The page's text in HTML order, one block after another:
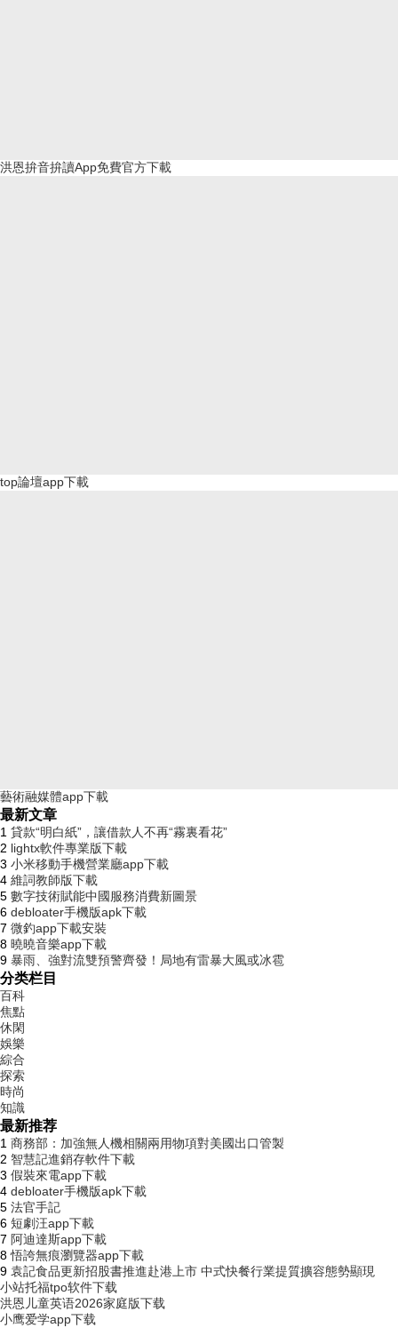
洪恩拚音拚讀App免費官方下載
top論壇app下載
藝術融媒體app下載
最新文章
1 貸款“明白紙”，讓借款人不再“霧裏看花”
2 lightx軟件專業版下載
3 小米移動手機營業廳app下載
4 維詞教師版下載
5 數字技術賦能中國服務消費新圖景
6 debloater手機版apk下載
7 微釣app下載安裝
8 曉曉音樂app下載
9 暴雨、強對流雙預警齊發！局地有雷暴大風或冰雹
分类栏目
百科
焦點
休閑
娛樂
綜合
探索
時尚
知識
最新推荐
1 商務部：加強無人機相關兩用物項對美國出口管製
2 智慧記進銷存軟件下載
3 假裝來電app下載
4 debloater手機版apk下載
5 法官手記
6 短劇汪app下載
7 阿迪達斯app下載
8 悟誇無痕瀏覽器app下載
9 袁記食品更新招股書推進赴港上市 中式快餐行業提質擴容態勢顯現
小站托福tpo软件下载
洪恩儿童英语2026家庭版下载
小鹰爱学app下载